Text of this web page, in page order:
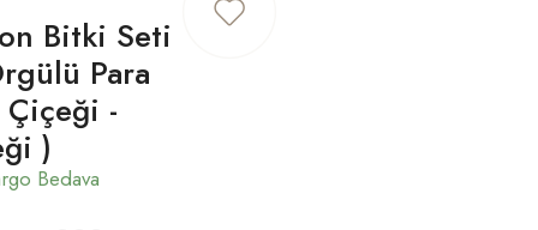
Bitki Seti
Para
Çiçeği -
)